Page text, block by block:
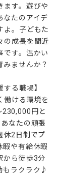
ます。遊びや
なたのアイデ
よ。子どもた
の成長を間近
です。温かい
ませんか？
る職場】
働ける環境を
230,000円と
なたの頑張
休2日制でプ
暇や有給休暇
から徒歩3分
もラクラク♪